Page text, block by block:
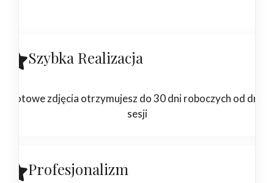
Szybka Realizacja
Gotowe zdjęcia otrzymujesz do 30 dni roboczych od dnia
sesji
Profesjonalizm